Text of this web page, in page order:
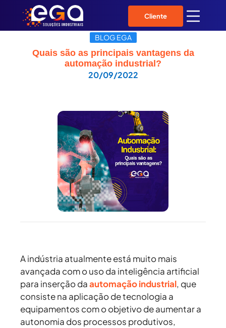
Cliente
BLOG EGA
Quais são as principais vantagens da
automação industrial?
20/09/2022
A indústria atualmente está muito mais
avançada com o uso da inteligência artificial
para inserção daautomação industrial, que
consiste na aplicação de tecnologia a
equipamentos com o objetivo de aumentar a
autonomia dos processos produtivos,